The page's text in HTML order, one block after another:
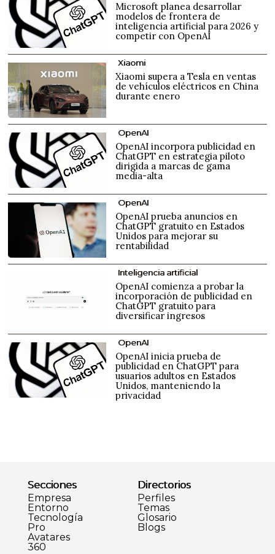
Microsoft planea desarrollar
modelos de frontera de
inteligencia artificial para 2026 y
competir con OpenAI
Xiaomi
Xiaomi supera a Tesla en ventas
de vehículos eléctricos en China
durante enero
OpenAI
OpenAI incorpora publicidad en
ChatGPT en estrategia piloto
dirigida a marcas de gama
media-alta
OpenAI
OpenAI prueba anuncios en
ChatGPT gratuito en Estados
Unidos para mejorar su
rentabilidad
Inteligencia artificial
OpenAI comienza a probar la
incorporación de publicidad en
ChatGPT gratuito para
diversificar ingresos
OpenAI
OpenAI inicia prueba de
publicidad en ChatGPT para
usuarios adultos en Estados
Unidos, manteniendo la
privacidad
Secciones
Empresa
Entorno
Tecnología
Pro
Avatares
360
Directorios
Perfiles
Temas
Glosario
Blogs